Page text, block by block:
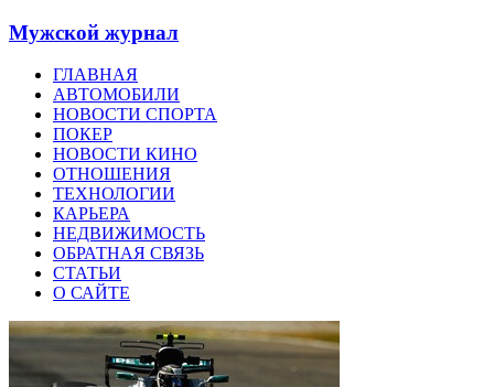
Мужской журнал
ГЛАВНАЯ
АВТОМОБИЛИ
НОВОСТИ СПОРТА
ПОКЕР
НОВОСТИ КИНО
ОТНОШЕНИЯ
ТЕХНОЛОГИИ
КАРЬЕРА
НЕДВИЖИМОСТЬ
ОБРАТНАЯ СВЯЗЬ
СТАТЬИ
О САЙТЕ